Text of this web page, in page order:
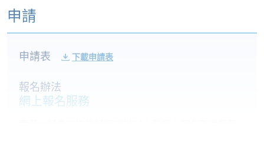
申請
申請表 下載申請表
報名辦法
網上報名服務